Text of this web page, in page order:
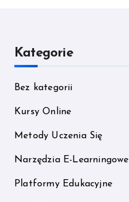
Kategorie
Bez kategorii
Kursy Online
Metody Uczenia Się
Narzędzia E-Learningowe
Platformy Edukacyjne